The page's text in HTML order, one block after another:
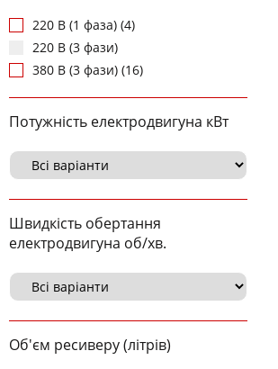
220 В (1 фаза) (4)
220 В (3 фази)
380 В (3 фази) (16)
Потужність електродвигуна кВт
Швидкість обертання
електродвигуна об/хв.
Об'єм ресиверу (літрів)